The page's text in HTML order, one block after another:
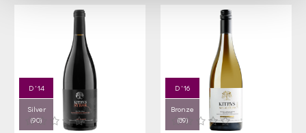
D '14
Silver
(90)
D '16
Bronze
(89)